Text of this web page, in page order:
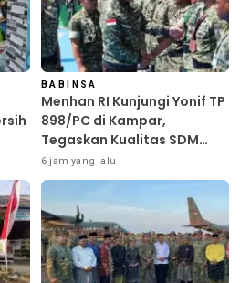
BABINSA
Menhan RI Kunjungi Yonif TP
898/PC di Kampar,
Tegaskan Kualitas SDM
Kunci Kekuatan TNI
6 jam yang lalu